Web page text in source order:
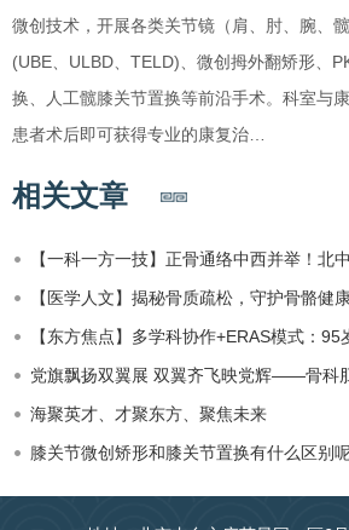
微创技术，开展各类关节镜（肩、肘、腕、
(UBE、ULBD、TELD)、微创拇外翻矫形、
换、人工髋膝关节置换等前沿手术。科室与
患者术后即可获得专业的康复治…
相关文章
【一科一方一技】正骨通络中西并举！北中医东方医院骨科特色诊疗
【医学人文】揭秘骨质疏松，守护骨骼健康——北京中医药大学第二临床医学院（东方医院）
【东方焦点】多学科协作+ERAS模式：95岁老人重
党旗飘扬双翼展 双翼齐飞映党辉——骨科肛肠科党支部
海聚英才、才聚东方、聚焦未来
膝关节微创矫形和膝关节置换有什么区别